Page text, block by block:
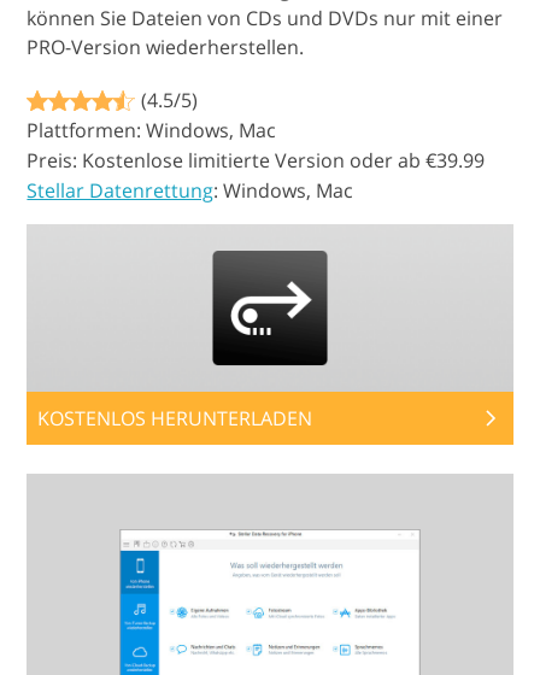
können Sie Dateien von CDs und DVDs nur mit einer
PRO-Version wiederherstellen.
(4.5/5)
Plattformen: Windows, Mac
Preis: Kostenlose limitierte Version oder ab €39.99
Stellar Datenrettung: Windows, Mac
KOSTENLOS HERUNTERLADEN